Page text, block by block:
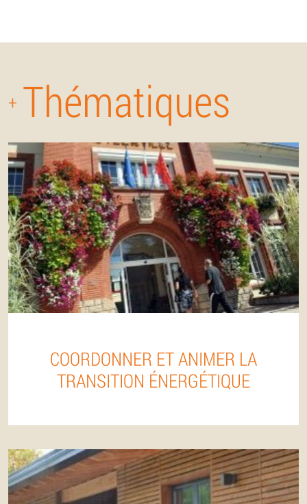
+ Thématiques
COORDONNER ET ANIMER LA
TRANSITION ÉNERGÉTIQUE